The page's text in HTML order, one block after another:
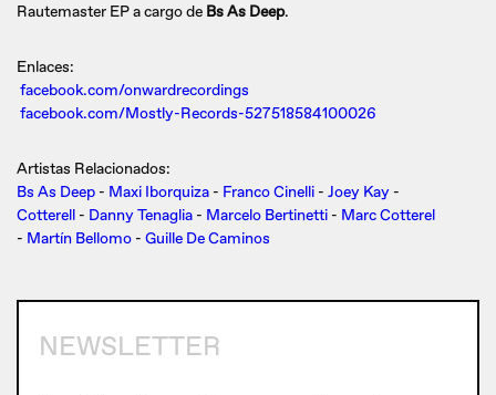
Rautemaster EP a cargo de Bs As Deep.
Enlaces:
facebook.com/onwardrecordings
facebook.com/Mostly-Records-527518584100026
Artistas Relacionados:
Bs As Deep - Maxi Iborquiza - Franco Cinelli - Joey Kay -
Cotterell - Danny Tenaglia - Marcelo Bertinetti - Marc Cotterel
- Martín Bellomo - Guille De Caminos
NEWSLETTER